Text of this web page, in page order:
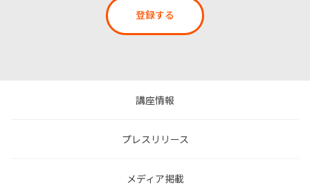
登録する
講座情報
プレスリリース
メディア掲載